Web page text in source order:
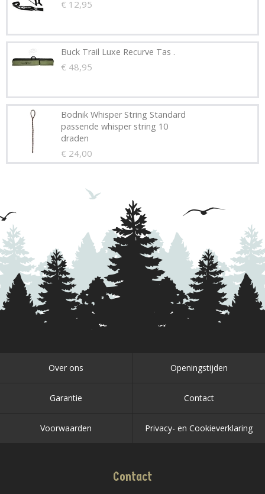
€ 12,95
Buck Trail Luxe Recurve Tas .
€ 48,95
Bodnik Whisper String Standard
passende whisper string 10
draden
€ 24,00
Over ons Openingstijden
Garantie Contact
Voorwaarden Privacy- en Cookieverklaring
Contact